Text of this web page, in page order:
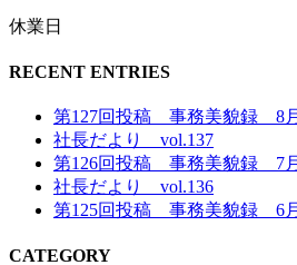
休業日
RECENT ENTRIES
第127回投稿 事務美貌録 8
社長だより vol.137
第126回投稿 事務美貌録 7
社長だより vol.136
第125回投稿 事務美貌録 6
CATEGORY